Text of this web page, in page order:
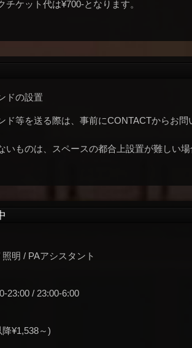
チケット代は¥700-となります。
ドの設置
ド等を送る際は、事前にCONTACTからお問
いものは、スペースの都合上設置が難しい場
照明 / PAアシスタント
23:00 / 23:00-6:00
¥1,538～)